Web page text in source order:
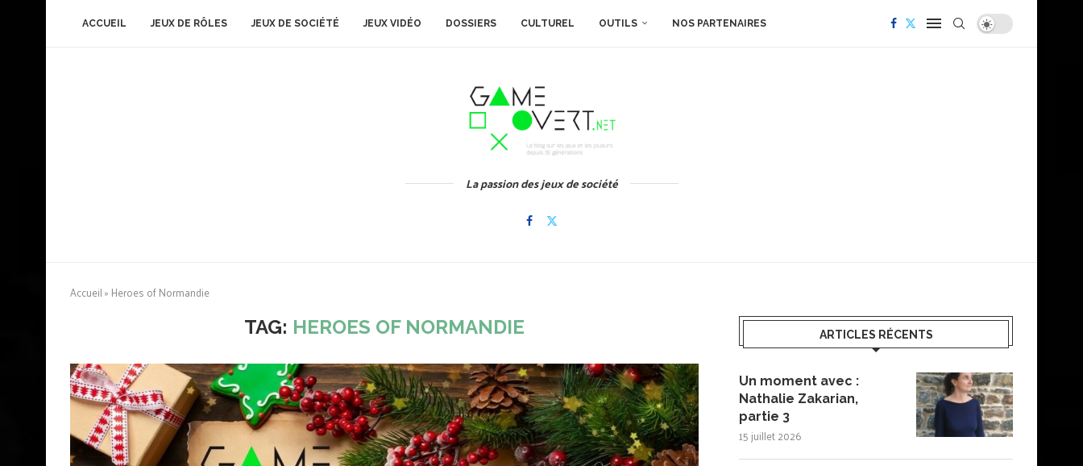
ACCUEIL JEUX DE RÔLES JEUX DE SOCIÉTÉ JEUX VIDÉO DOSSIERS CULTUREL OUTILS NOS PARTENAIRES
La passion des jeux de société
Accueil» Heroes of Normandie
TAG: HEROES OF NORMANDIE ARTICLES RÉCENTS
Un moment avec :
Nathalie Zakarian,
partie 3
15 juillet 2026